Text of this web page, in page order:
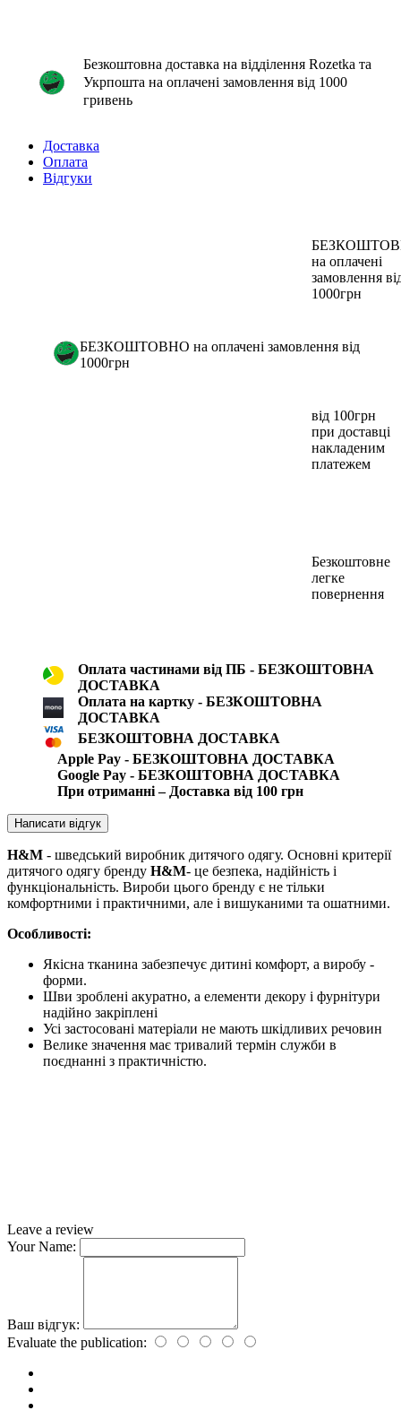
Безкоштовна доставка на відділення Rozetka та
Укрпошта на оплачені замовлення від 1000
гривень
Доставка
Оплата
Відгуки
на оплачені
замовлення
1000грн
БЕЗКОШТОВНО на оплачені замовлення від
1000грн
від 100грн
при доставці
накладеним
платежем
Безкоштовне
легке
повернення
Оплата частинами від ПБ - БЕЗКОШТОВНА
ДОСТАВКА
Оплата на картку - БЕЗКОШТОВНА
ДОСТАВКА
БЕЗКОШТОВНА ДОСТАВКА
Apple Pay - БЕЗКОШТОВНА ДОСТАВКА
Google Pay - БЕЗКОШТОВНА ДОСТАВКА
При отриманні – Доставка від 100 грн
Написати відгук
H&M - шведський виробник дитячого одягу. Основні критерії
дитячого одягу бренду H&M- це безпека, надійність і
функціональність. Вироби цього бренду є не тільки
комфортними і практичними, але і вишуканими та ошатними.
Особливості:
Якісна тканина забезпечує дитині комфорт, а виробу -
форми.
Шви зроблені акуратно, а елементи декору і фурнітури
надійно закріплені
Усі застосовані матеріали не мають шкідливих речовин
Велике значення має тривалий термін служби в
поєднанні з практичністю.
Leave a review
Your Name:
Ваш відгук:
Evaluate the publication: